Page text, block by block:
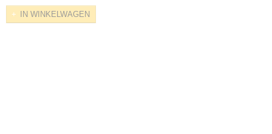
IN WINKELWAGEN